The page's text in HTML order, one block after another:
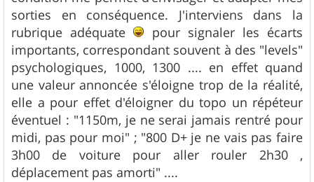
sorties en conséquence. J'interviens dans la
rubrique adéquate
pour signaler les écarts
importants, correspondant souvent à des "levels"
psychologiques, 1000, 1300 .... en effet quand
une valeur annoncée s'éloigne trop de la réalité,
elle a pour effet d'éloigner du topo un répéteur
éventuel : "1150m, je ne serai jamais rentré pour
midi, pas pour moi" ; "800 D+ je ne vais pas faire
3h00 de voiture pour aller rouler 2h30 ,
déplacement pas amorti" ....